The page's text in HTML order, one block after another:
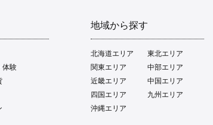
体験
地域から探す
北海道エリア
東北エリア
関東エリア
中部エリア
近畿エリア
中国エリア
四国エリア
九州エリア
沖縄エリア